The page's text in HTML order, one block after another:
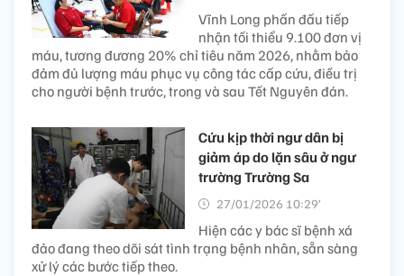
Vĩnh Long phấn đấu tiếp
nhận tối thiểu 9.100 đơn vị
máu, tương đương 20% chỉ tiêu năm 2026, nhằm bảo
đảm đủ lượng máu phục vụ công tác cấp cứu, điều trị
cho người bệnh trước, trong và sau Tết Nguyên đán.
Cứu kịp thời ngư dân bị
giảm áp do lặn sâu ở ngư
trường Trường Sa
27/01/2026 10:29’
Hiện các y bác sĩ bệnh xá
đảo đang theo dõi sát tình trạng bệnh nhân, sẵn sàng
xử lý các bước tiếp theo.